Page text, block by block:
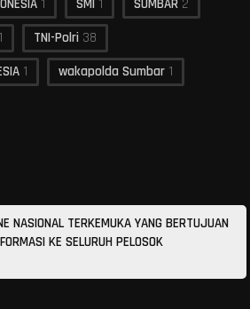
1 SMI 1 SUMBAR 2
1 TNI-Polri 38
1 wakapolda Sumbar 1
NASIONAL TERKEMUKA YANG BERTUJUAN
KE SELURUH PELOSOK